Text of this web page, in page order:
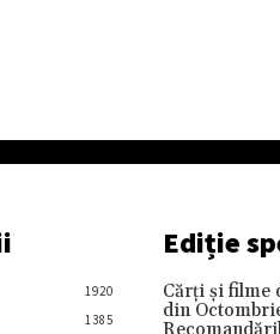
1920
1385
Ediție
Cărţi şi filme
din